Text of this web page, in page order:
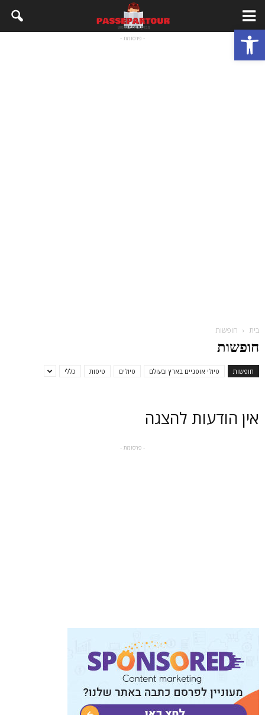
פתח סרגל נגישות - פרסומת -
בית חופשות
חופשות
חופשות טיולי אופניים בארץ ובעולם טיולים טיסות כללי
אין הודעות להצגה
- פרסומת -